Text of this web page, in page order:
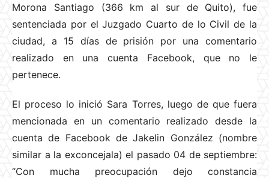
Morona Santiago (366 km al sur de Quito), fue
sentenciada por el Juzgado Cuarto de lo Civil de la
ciudad, a 15 días de prisión por una comentario
realizado en una cuenta Facebook, que no le
pertenece.
El proceso lo inició Sara Torres, luego de que fuera
mencionada en un comentario realizado desde la
cuenta de Facebook de Jakelin González (nombre
similar a la exconcejala) el pasado 04 de septiembre:
“Con mucha preocupación dejo constancia